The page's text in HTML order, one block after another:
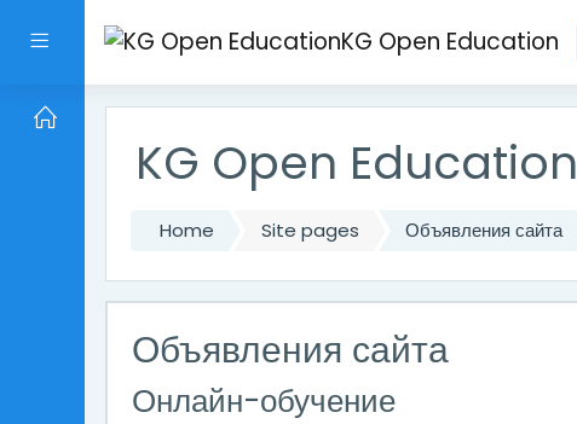
Side panel KG Open Education
KG Open Education
Home Site pages Объявления сайта
Объявления сайта
Онлайн-обучение